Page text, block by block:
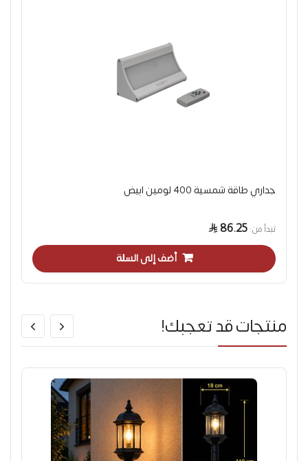
جداري طاقة شمسية 400 لومين ابيض
تبدأ من 86.25
أضف إلى السلة
منتجات قد تعجبك!